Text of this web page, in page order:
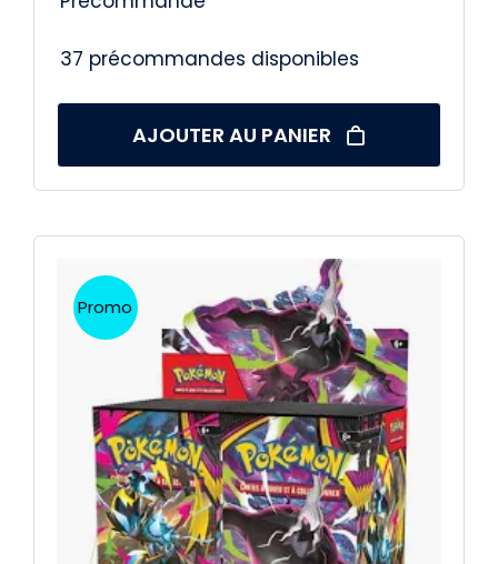
37 précommandes disponibles
AJOUTER AU PANIER
Promo